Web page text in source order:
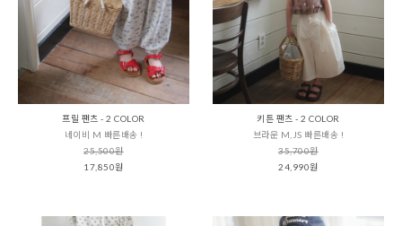
프릴 팬츠 - 2 COLOR
네이비 M 빠른배송 !
25,500원
17,850원
키튼 팬츠 - 2 COLOR
브라운 M,JS 빠른배송 !
35,700원
24,990원